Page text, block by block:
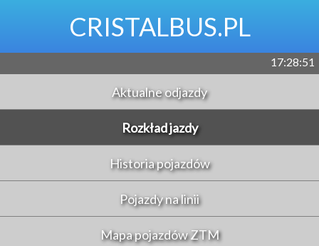
CRISTALBUS.PL
17:28:51
Aktualne odjazdy
Rozkład jazdy
Historia pojazdów
Pojazdy na linii
Mapa pojazdów ZTM